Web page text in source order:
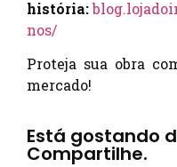
história:
nos/
Proteja sua obra
mercado!
Está gostando
Compartilhe.